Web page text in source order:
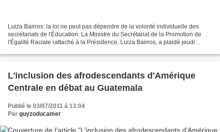
Luiza Bairros: la loi ne peut pas dépendre de la volonté individuelle des
secrétariats de l'Éducation. La Ministre du Secrétariat de la Promotion de
l'Égalité Raciale rattaché à la Présidence, Luiza Bairros, a plaidé jeudi
L'inclusion des afrodescendants d'Amérique
Centrale en débat au Guatemala
Publié le 03/07/2011 à 13:04
Par guyzoducamer